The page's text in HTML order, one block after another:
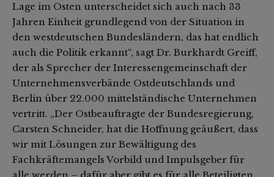
Lage im Osten unterscheidet sich auch nach 33
Jahren Einheit grundlegend von der Situation in
den westdeutschen Bundesländern, das hat endlich
auch die Politik erkannt“, sagt Dr. Burkhardt Greiff,
der als Sprecher der Interessengemeinschaft der
Unternehmensverbände Ostdeutschlands und
Berlin über 22.000 mittelständische Unternehmen
vertritt. „Der Ostbeauftragte der Bundesregierung,
Carsten Schneider, hat die Hoffnung geäußert, dass
wir mit Lösungen zur Bewältigung des
Fachkräftemangels Vorbild und Impulsgeber für